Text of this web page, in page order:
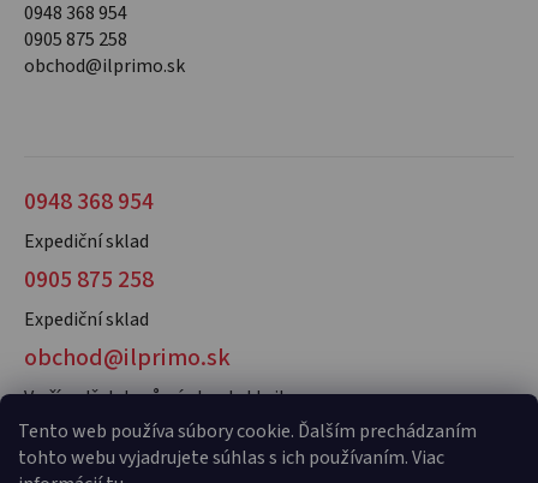
Tento web používa súbory cookie. Ďalším prechádzaním
tohto webu vyjadrujete súhlas s ich používaním. Viac
0948 368 954
0905 875 258
obchod@ilprimo.sk
0948 368 954
Expediční sklad
0905 875 258
Expediční sklad
obchod@ilprimo.sk
V případě dotazů nás kontaktujte